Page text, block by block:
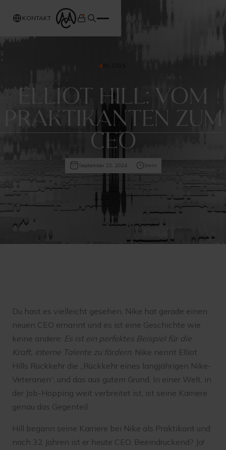
KONTAKT
BLOGS
Elliot Hill: Vom
Praktikanten zum
CEO
September 22, 2024 3min
Du hast es vielleicht gesehen. Nike hat gerade einen
neuen CEO ernannt und es ist eine Geschichte wie
keine andere: Es ist ein perfektes Beispiel für die
Kraft, interne Talente zu fördern . Nike nennt Elliot
Hills Rückkehr die „Rückkehr eines langjährigen Nike-
Veteranen“, und das aus gutem Grund. In einer Welt, in
der Job-Hopping weit verbreitet ist, ist seine Karriere
genau das Gegenteil.
Hill begann seine Karriere bei Nike als Praktikant und
nach 32 Jahren ist er heute CEO. Beeindruckend? Ja!